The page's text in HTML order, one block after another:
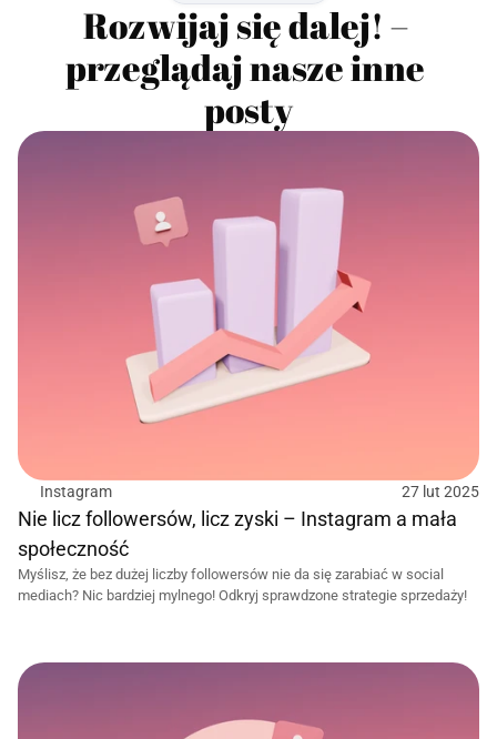
Rozwijaj się dalej! –
przeglądaj nasze inne
posty
Instagram 27 lut 2025
Nie licz followersów, licz zyski – Instagram a mała
społeczność
Myślisz, że bez dużej liczby followersów nie da się zarabiać w social
mediach? Nic bardziej mylnego! Odkryj sprawdzone strategie sprzedaży!